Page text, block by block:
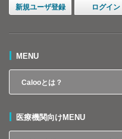
新規ユーザ登録 ログイン
MENU
Calooとは？
医療機関向けMENU